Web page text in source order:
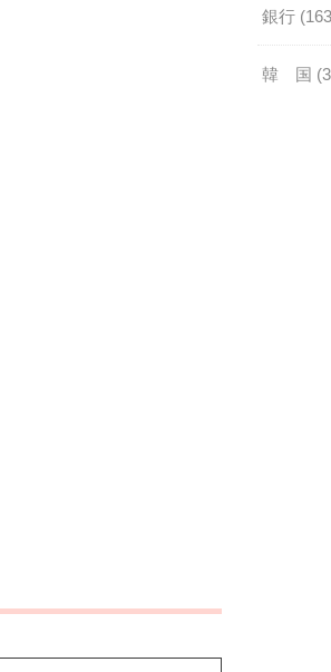
銀行
韓 国